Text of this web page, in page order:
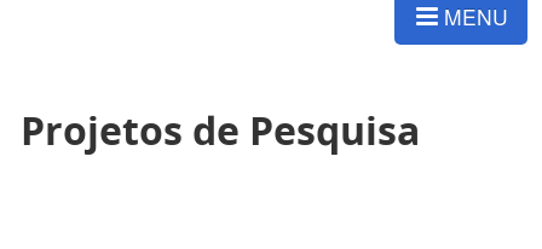
MENU
Projetos de Pesquisa